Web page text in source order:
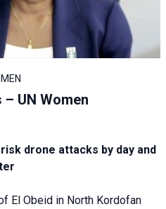
UN Women
risk drone attacks by day and
El Obeid in North Kordofan